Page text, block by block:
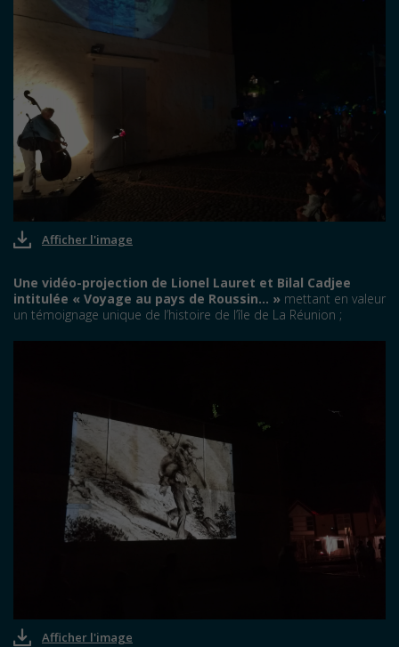
Afficher l'image
Afficher l'image
Une vidéo-projection de Lionel Lauret et Bilal Cadjee
intitulée « Voyage au pays de Roussin… » mettant en valeur
un témoignage unique de l’histoire de l’île de La Réunion ;